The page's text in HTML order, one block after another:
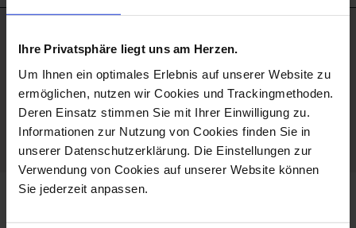
Ihre Privatsphäre liegt uns am Herzen.
Um Ihnen ein optimales Erlebnis auf unserer Website zu
ermöglichen, nutzen wir Cookies und Trackingmethoden.
Deren Einsatz stimmen Sie mit Ihrer Einwilligung zu.
Informationen zur Nutzung von Cookies finden Sie in
unserer Datenschutzerklärung. Die Einstellungen zur
Verwendung von Cookies auf unserer Website können
Sie jederzeit anpassen.
good to know
Hand Painted
Germany